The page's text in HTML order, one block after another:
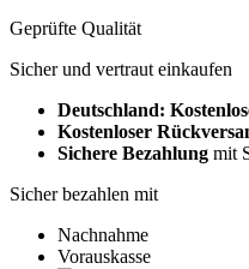
Geprüfte Qualität
Sicher und vertraut einkaufen
Deutschland:
Kostenloser
Sichere Bezahlung mit
Sicher bezahlen mit
Nachnahme
Vorauskasse